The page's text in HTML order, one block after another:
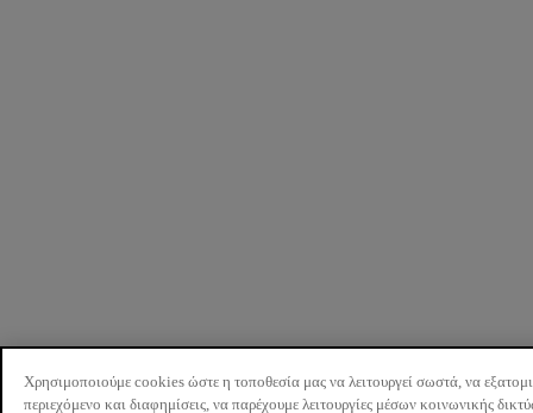
Χρησιμοποιούμε cookies ώστε η τοποθεσία μας να λειτουργεί σωστά, να
περιεχόμενο και διαφημίσεις, να παρέχουμε λειτουργίες μέσων κοινωνικής